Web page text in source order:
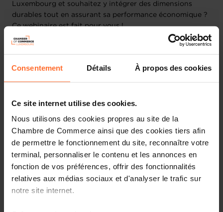
Consentement Détails À propos des cookies
Ce site internet utilise des cookies.
Nous utilisons des cookies propres au site de la
Chambre de Commerce ainsi que des cookies tiers afin
de permettre le fonctionnement du site, reconnaître votre
terminal, personnaliser le contenu et les annonces en
fonction de vos préférences, offrir des fonctionnalités
relatives aux médias sociaux et d'analyser le trafic sur
notre site internet.
Luxembourg et souhaitez y intégrer des dimensions
durables tout en assurant sa performance économique ?
Ce webinaire est fait pour vous !
L’entrepreneuriat durable ne se limite pas à un
engagement écologique : c’est avant tout un levier
terme. Lors de cette session, nos experts vous guideront
pas à pas pour comprendre comment ancrer la durabilité
Au programme :
Introduction aux concepts clés de la durabilité en
entreprise